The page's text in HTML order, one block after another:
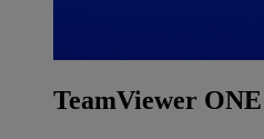
TeamViewer ONE